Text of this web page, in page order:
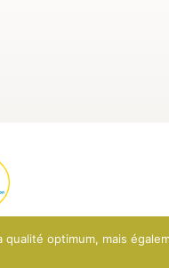
optimum, mais